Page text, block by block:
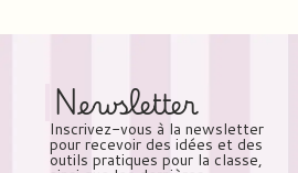
Newsletter
Inscrivez-vous à la newsletter
pour recevoir des idées et des
outils pratiques pour la classe,